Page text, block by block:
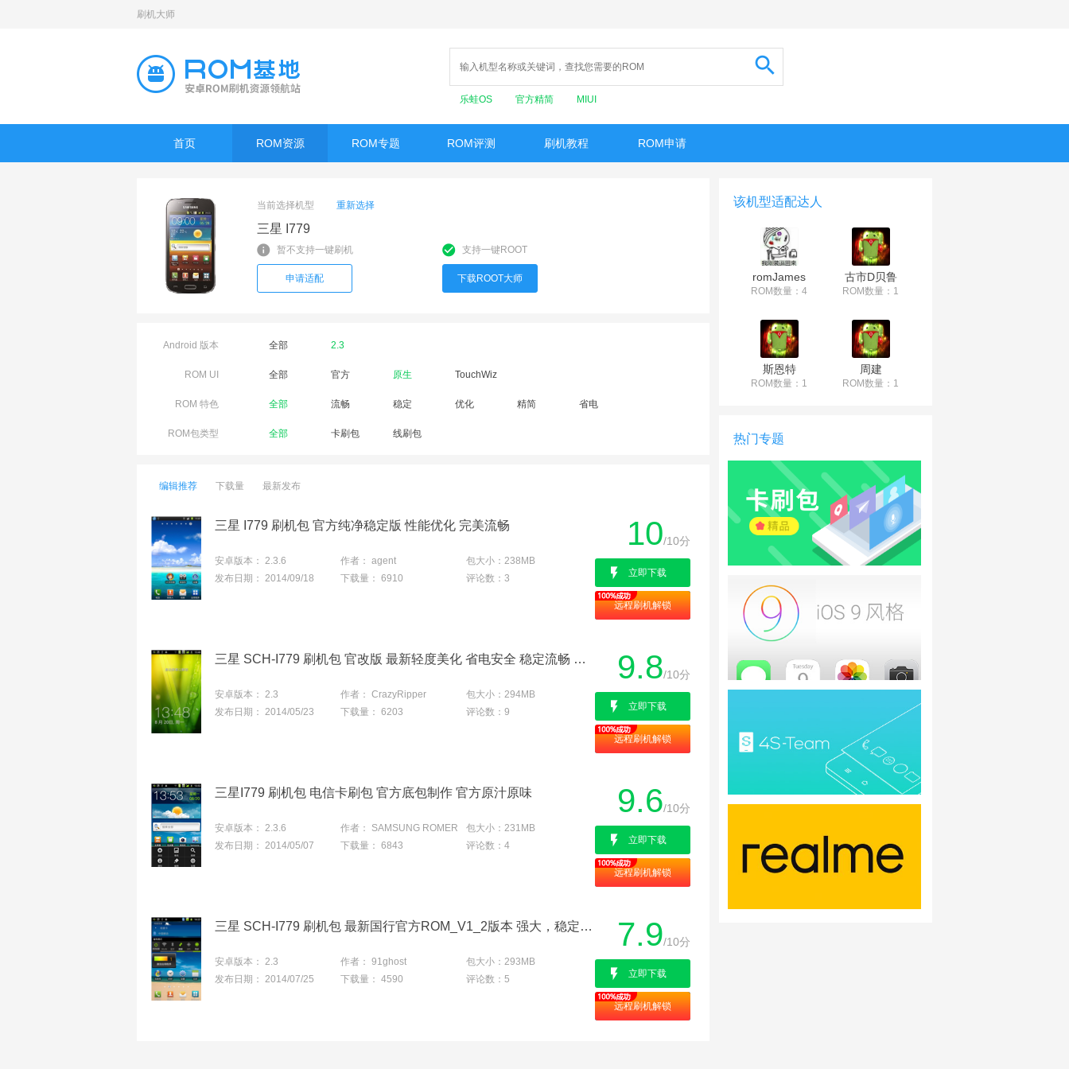
刷机大师
乐蛙OS 官方精简 MIUI
首页 ROM资源 ROM专题 ROM评测 刷机教程 ROM申请
当前选择机型 重新选择
三星 I779
暂不支持一键刷机
申请适配
支持一键ROOT
下载ROOT大师
Android 版本 全部 2.3
ROM UI 全部 官方 原生 TouchWiz
ROM 特色 全部 流畅 稳定 优化 精简 省电
ROM包类型 全部 卡刷包 线刷包
编辑推荐 下载量 最新发布
三星 I779 刷机包 官方纯净稳定版 性能优化 完美流畅
安卓版本： 2.3.6 作者： agent 包大小： 238MB
发布日期： 2014/09/18 下载量： 6910 评论数： 3
10/10分
立即下载
远程刷机解锁
三星 SCH-I779 刷机包 官改版 最新轻度美化 省电安全 稳定流畅 极限优化
安卓版本： 2.3 作者： CrazyRipper 包大小： 294MB
发布日期： 2014/05/23 下载量： 6203 评论数： 9
9.8/10分
立即下载
远程刷机解锁
三星I779 刷机包 电信卡刷包 官方底包制作 官方原汁原味
安卓版本： 2.3.6 作者： SAMSUNG ROMER 包大小： 231MB
发布日期： 2014/05/07 下载量： 6843 评论数： 4
9.6/10分
立即下载
远程刷机解锁
三星 SCH-I779 刷机包 最新国行官方ROM_V1_2版本 强大，稳定，省电
安卓版本： 2.3 作者： 91ghost 包大小： 293MB
发布日期： 2014/07/25 下载量： 4590 评论数： 5
7.9/10分
立即下载
远程刷机解锁
该机型适配达人
romJames
ROM数量：4
古市D贝鲁
ROM数量：1
斯恩特
ROM数量：1
周建
ROM数量：1
热门专题